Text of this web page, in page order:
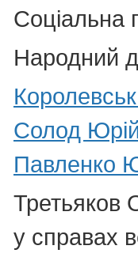
Соціальна
Народний
Солод
Павленко
Третьяков
у справах